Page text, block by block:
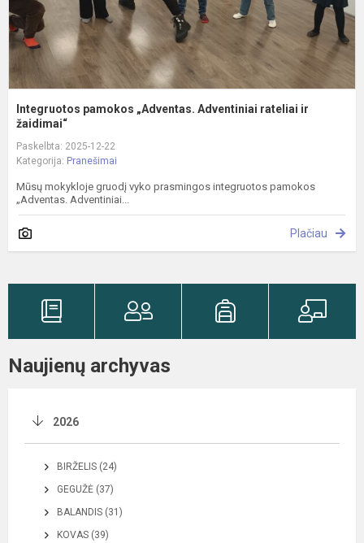
Integruotos pamokos „Adventas. Adventiniai rateliai ir
žaidimai“
Paskelbta: 2025-12-22
Kategorija: Pranešimai
Mūsų mokykloje gruodį vyko prasmingos integruotos pamokos
„Adventas. Adventiniai...
Plačiau
Naujienų archyvas
2026
BIRŽELIS (24)
GEGUŽĖ (37)
BALANDIS (31)
KOVAS (39)